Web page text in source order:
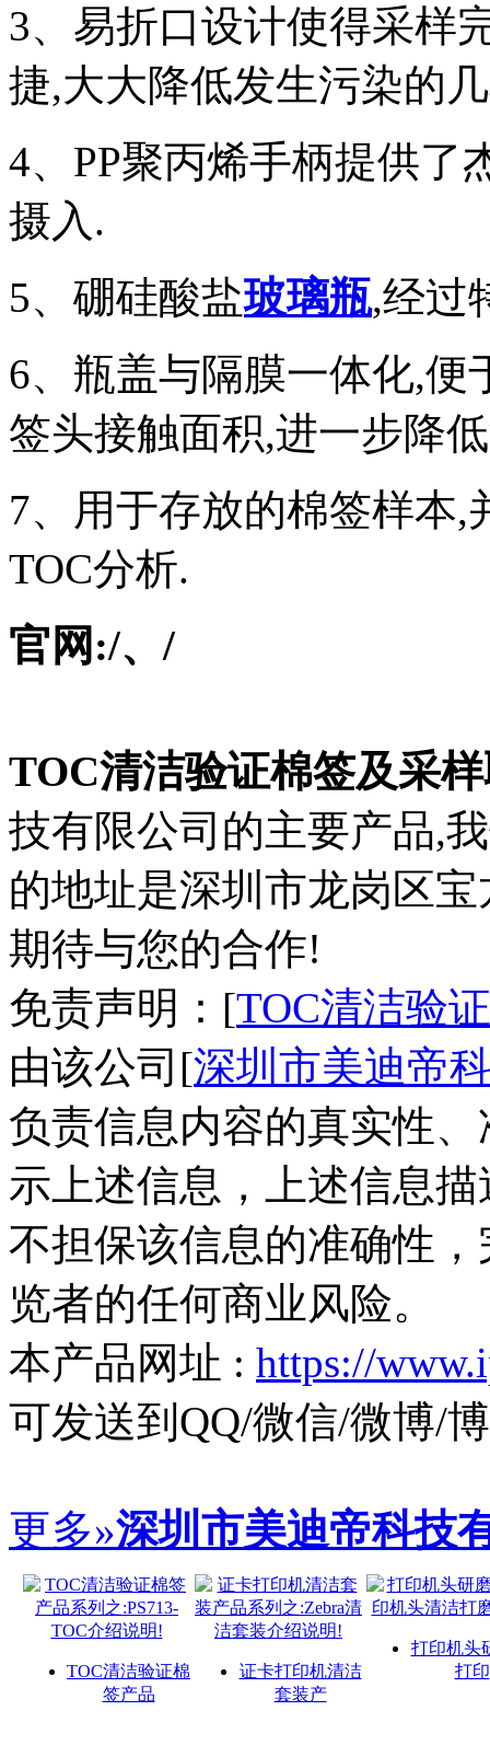
3、易折口设计使得采样
捷,大大降低发生污染的
4、PP聚丙烯手柄提供了
摄入.
5、硼硅酸盐玻璃瓶,经过
6、瓶盖与隔膜一体化,
签头接触面积,进一步降
7、用于存放的棉签样本
TOC分析.
官网:/、/
TOC清洁验证棉签及采
技有限公司的主要产品,
的地址是深圳市龙岗区
期待与您的合作!
免责声明：[TOC清洁验
由该公司[深圳市美迪帝
负责信息内容的真实性
示上述信息，上述信息
不担保该信息的准确性
览者的任何商业风险。
本产品网址 : https://
可发送到QQ/微信/微博/
更多»深圳市美迪帝科技
TOC清洁验证棉
签产品
证卡打印机清洁
套装产
打印机头
打印